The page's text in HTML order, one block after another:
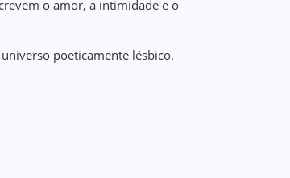
o amor, a intimidade e o
poeticamente lésbico.